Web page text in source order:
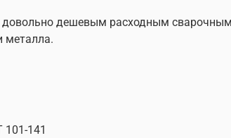
довольно дешевым расходным
металла.
101-141